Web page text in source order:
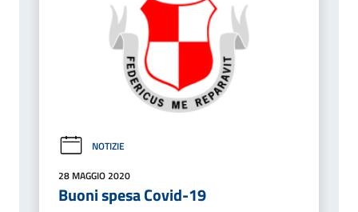
NOTIZIE
28 MAGGIO 2020
Buoni spesa Covid-19